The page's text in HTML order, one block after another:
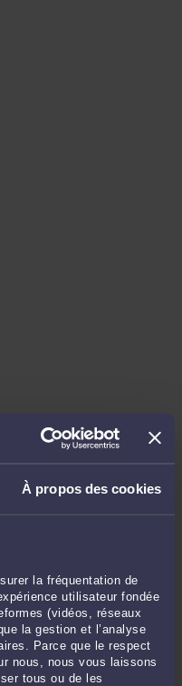
À propos des cookies
la fréquentation de
utilisateur fondée
(vidéos, réseaux
la gestion et l’analyse
Parce que le respect
nous, nous vous laissons
tous ou de les